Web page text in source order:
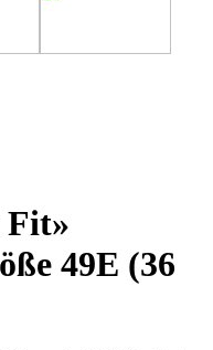
Fit»
49E (36